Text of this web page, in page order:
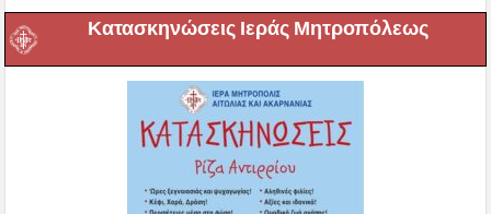
Κατασκηνώσεις Ιεράς Μητροπόλεως